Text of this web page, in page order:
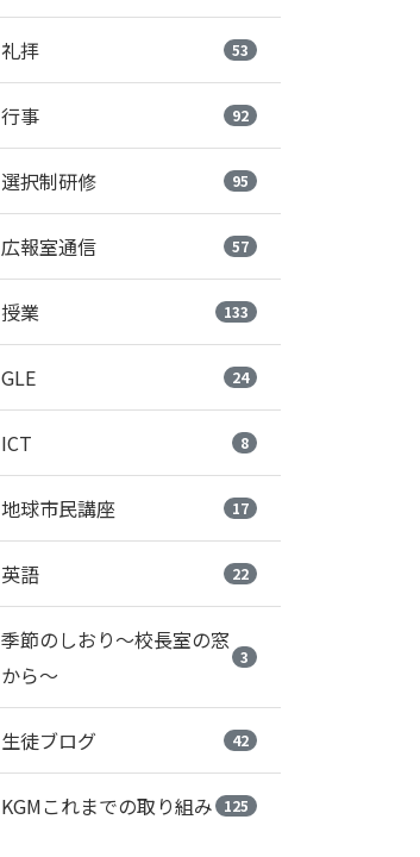
礼拝 53
行事 92
選択制研修 95
広報室通信 57
授業 133
GLE 24
ICT 8
地球市民講座 17
英語 22
季節のしおり～校長室の窓
から～
3
生徒ブログ 42
KGMこれまでの取り組み 125